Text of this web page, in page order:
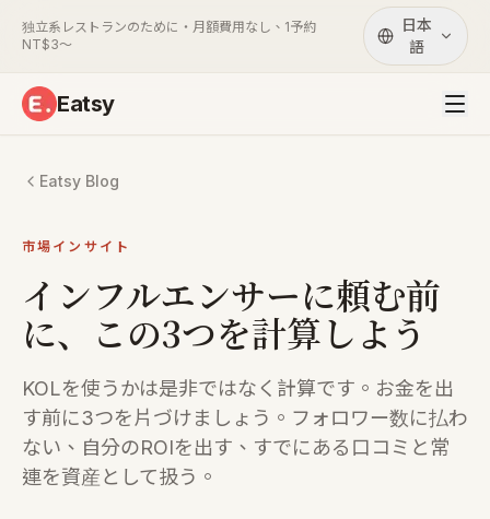
独立系レストランのために・月額費用なし、1予約
NT$3〜
日本
語
Eatsy
Eatsy Blog
市場インサイト
インフルエンサーに頼む前
に、この3つを計算しよう
KOLを使うかは是非ではなく計算です。お金を出
す前に3つを片づけましょう。フォロワー数に払わ
ない、自分のROIを出す、すでにある口コミと常
連を資産として扱う。